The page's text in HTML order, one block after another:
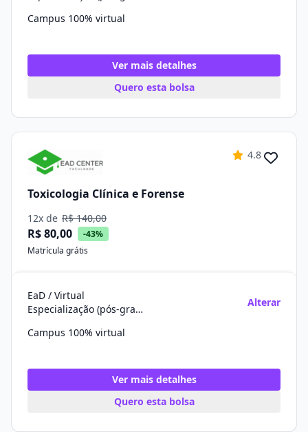
Campus 100% virtual
Ver mais detalhes
Quero esta bolsa
4.8
Toxicologia Clínica e Forense
12x de R$ 140,00
R$ 80,00
-43%
Matrícula grátis
EaD / Virtual
Especialização (pós-graduação)
Alterar
Campus 100% virtual
Ver mais detalhes
Quero esta bolsa